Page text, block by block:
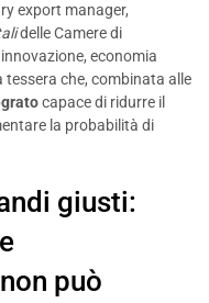
export manager,
delle Camere di
economia
tessera che, combinata alle
capace di ridurre il
la probabilità di
giusti:
può